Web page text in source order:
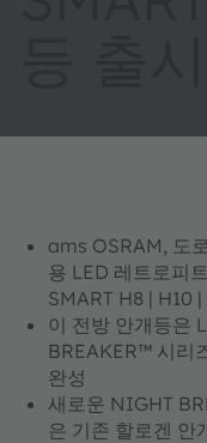
ams OSRAM, 도
용 LED 레트로피
SMART H8 | H10
이 전방 안개등은
BREAKER™ 시리
완성
새로운 NIGHT
은 기존 할로겐 안